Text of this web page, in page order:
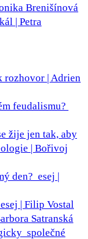
Brenišínová
| Petra
rozhovor | Adrien
feudalismu?
žije jen tak, aby
| Bořivoj
den? esej |
esej | Filip Vostal
Satranská
společné